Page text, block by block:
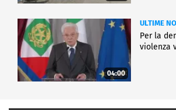
04:00
ULTIME
Per la
violenza